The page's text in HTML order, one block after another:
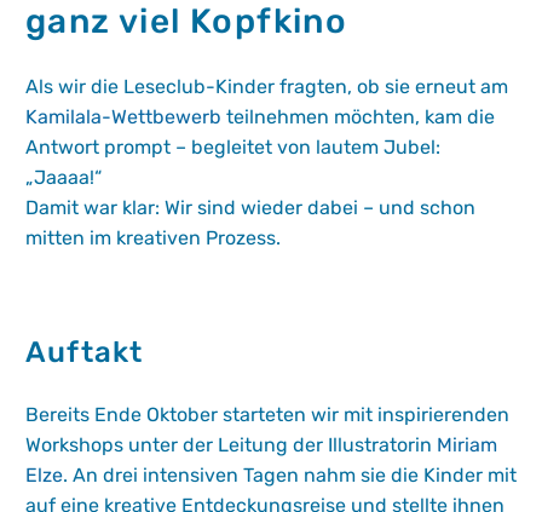
ganz viel Kopfkino
Als wir die Leseclub-Kinder fragten, ob sie erneut am
Kamilala-Wettbewerb teilnehmen möchten, kam die
Antwort prompt – begleitet von lautem Jubel:
„Jaaaa!“
Damit war klar: Wir sind wieder dabei – und schon
mitten im kreativen Prozess.
Auftakt
Bereits Ende Oktober starteten wir mit inspirierenden
Workshops unter der Leitung der Illustratorin Miriam
Elze. An drei intensiven Tagen nahm sie die Kinder mit
auf eine kreative Entdeckungsreise und stellte ihnen